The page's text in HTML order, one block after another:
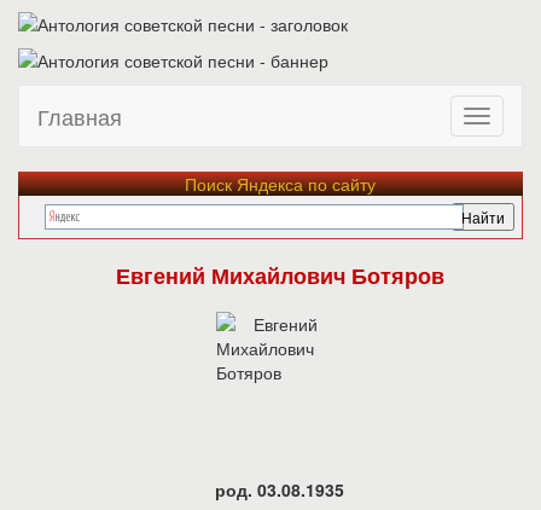
Главная
Поиск Яндекса по сайту
Евгений Михайлович Ботяров
род. 03.08.1935